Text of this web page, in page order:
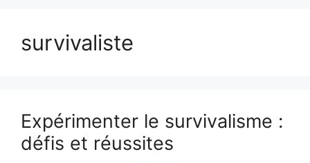
survivaliste
Expérimenter le survivalisme :
défis et réussites